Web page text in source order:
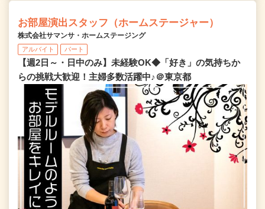
お部屋演出スタッフ（ホームステージャー）
株式会社サマンサ・ホームステージング
アルバイト パート
【週2日～・日中のみ】未経験OK◆「好き」の気持ちか
らの挑戦大歓迎！主婦多数活躍中♪＠東京都